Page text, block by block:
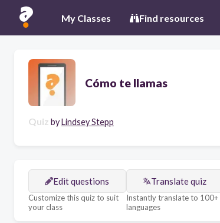
My Classes Find resources
Cómo te llamas
Quiz byLindsey Stepp
Edit questions
Customize this quiz to suit
your class
Translate quiz
Instantly translate to 100+
languages